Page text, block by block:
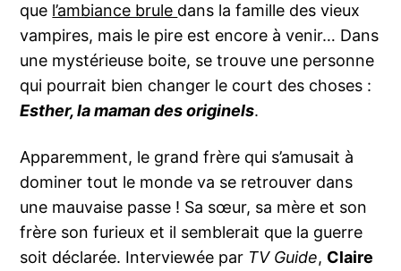
que l’ambiance brule dans la famille des vieux
vampires, mais le pire est encore à venir… Dans
une mystérieuse boite, se trouve une personne
qui pourrait bien changer le court des choses :
Esther, la maman des originels.
Apparemment, le grand frère qui s’amusait à
dominer tout le monde va se retrouver dans
une mauvaise passe ! Sa sœur, sa mère et son
frère son furieux et il semblerait que la guerre
soit déclarée. Interviewée par TV Guide, Claire